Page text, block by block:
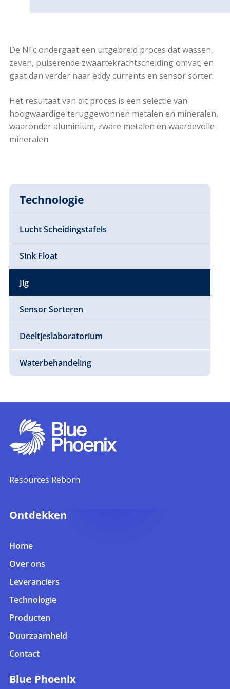
De NFc ondergaat een uitgebreid proces dat wassen,
zeven, pulserende zwaartekrachtscheiding omvat, en
gaat dan verder naar eddy currents en sensor sorter.
Het resultaat van dit proces is een selectie van
hoogwaardige teruggewonnen metalen en mineralen,
waaronder aluminium, zware metalen en waardevolle
mineralen.
Technologie
Lucht Scheidingstafels
Sink Float
Jig
Sensor Sorteren
Deeltjeslaboratorium
Waterbehandeling
Resources Reborn
Ontdekken
Home
Over ons
Leveranciers
Technologie
Producten
Duurzaamheid
Contact
Blue Phoenix